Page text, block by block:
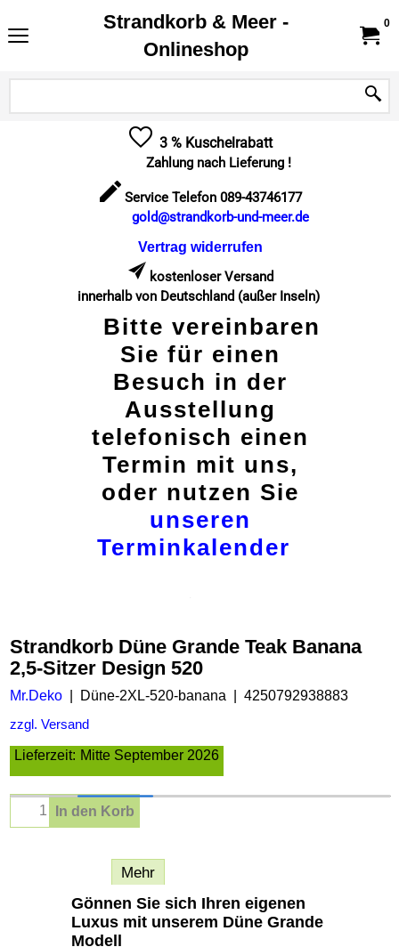
Strandkorb & Meer -
Onlineshop
0
3 % Kuschelrabatt
Zahlung nach Lieferung !
Service Telefon 089-43746177
gold@strandkorb-und-meer.de
Vertrag widerrufen
kostenloser Versand
innerhalb von Deutschland (außer Inseln)
Bitte vereinbaren
Sie für einen
Besuch in der
Ausstellung
telefonisch einen
Termin mit uns,
oder nutzen Sie
unseren
Terminkalender
Strandkorb Düne Grande Teak Banana
2,5-Sitzer Design 520
Mr.Deko Düne-2XL-520-banana 4250792938883
zzgl. Versand
Lieferzeit: Mitte September 2026
In den Korb
Mehr
Gönnen Sie sich Ihren eigenen
Luxus mit unserem Düne Grande
Modell